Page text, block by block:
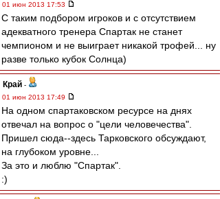
01 июн 2013 17:53
С таким подбором игроков и с отсутствием
адекватного тренера Спартак не станет
чемпионом и не выиграет никакой трофей... ну
разве только кубок Солнца)
Край -
01 июн 2013 17:49
На одном спартаковском ресурсе на днях
отвечал на вопрос о "цели человечества".
Пришел сюда--здесь Тарковского обсуждают,
на глубоком уровне...
За это и люблю "Спартак".
:)